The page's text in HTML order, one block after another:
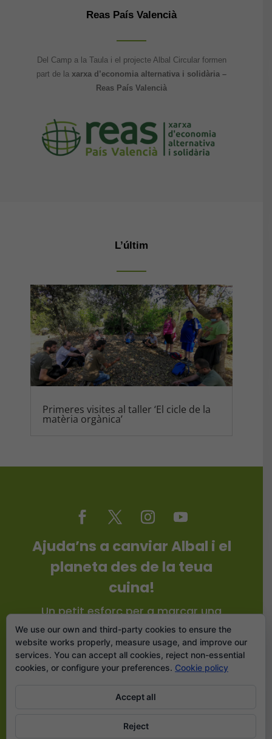
Reas País Valencià
Del Camp a la Taula i el projecte Albal Circular formen
part de la xarxa d’economia alternativa i solidària –
Reas País Valencià
L’últim
Primeres visites al taller ‘El cicle de la
matèria orgànica’
Ajuda’ns a canviar Albal i el
planeta des de la teua
cuina!
Un petit esforç per a marcar una
gran diferència.
Suma't!
Drets d'autoría © CC 2026 | Del Camp a la Taula / Carles
We use our own and third-party cookies to ensure the
website works properly, measure usage, and improve our
services. You can accept all cookies, reject non-essential
cookies, or configure your preferences. Cookie policy
Accept all
Reject